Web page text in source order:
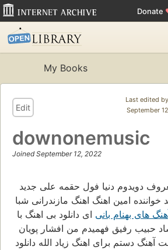
Donate
My Books
Last edited by
September
Edit
downonemusic
Joined September 12, 2022
دویدوم دنیا فول حقمه علی جدید
خواننده امین اهنگ اهنگ مازندرانی شبا
های بهنام بانی ای دانلود بی اهنگ با
حبیب رفیق فهمیدم من افشار پویان
دستم برای اهنگ زیاد الله دانلود